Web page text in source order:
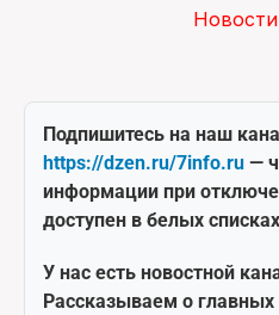
Подпишитесь на наш
https://dzen.ru/7info.ru —
информации при
доступен в белых
У нас есть новостной
Рассказываем о главных